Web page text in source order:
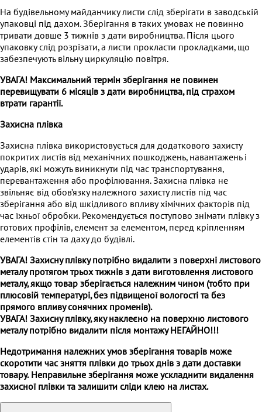
На будівельному майданчику листи слід зберігати в заводській
упаковці під дахом. Зберігання в таких умовах не повинно
тривати довше 3 тижнів з дати виробництва. Після цього
упаковку слід розрізати, а листи прокласти прокладками, що
забезпечують вільну циркуляцію повітря.
УВАГА! Максимальний термін зберігання не повинен
перевищувати 6 місяців з дати виробництва, під страхом
втрати гарантії.
Захисна плівка
Захисна плівка використовується для додаткового захисту
покритих листів від механічних пошкоджень, навантажень і
ударів, які можуть виникнути під час транспортування,
перевантаження або профілювання. Захисна плівка не
звільняє від обов’язку належного захисту листів під час
зберігання або від шкідливого впливу хімічних факторів під
час їхньої обробки. Рекомендується поступово знімати плівку з
готових профілів, елемент за елементом, перед кріпленням
елементів стін та даху до будівлі.
УВАГА! Захисну плівку потрібно видалити з поверхні листового
металу протягом трьох тижнів з дати виготовлення листового
металу, якщо товар зберігається належним чином (тобто при
плюсовій температурі, без підвищеної вологості та без
прямого впливу сонячних променів).
УВАГА! Захисну плівку, яку наклеєно на поверхню листового
металу потрібно видалити після монтажуНЕГАЙНО!!!
Недотримання належних умов зберігання товарів може
скоротити час зняття плівки до трьох днів з дати доставки
товару. Неправильне зберігання може ускладнити видалення
захисної плівки та залишити сліди клею на листах.